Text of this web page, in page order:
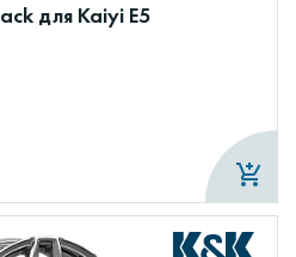
для Kaiyi E5